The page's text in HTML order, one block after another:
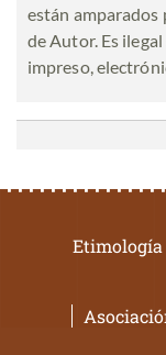
están amparados
de Autor. Es
impreso,
Etimología